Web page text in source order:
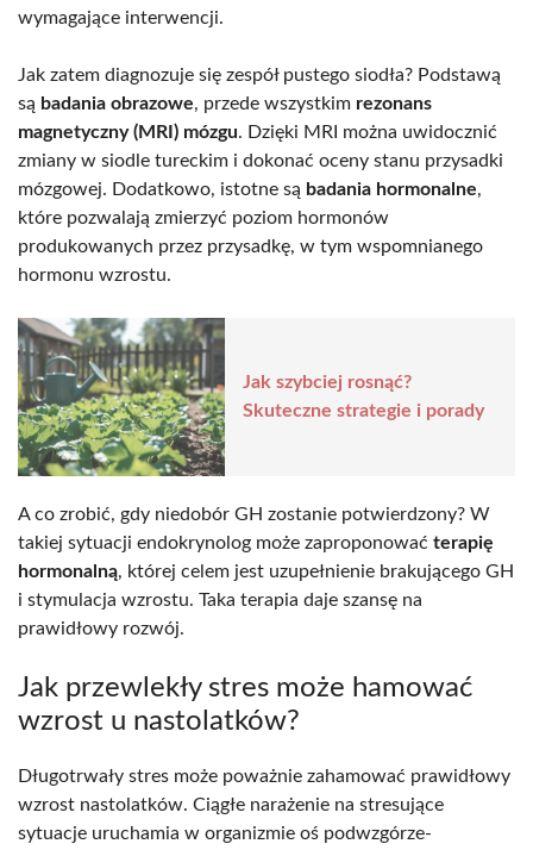
wymagające interwencji.
Jak zatem diagnozuje się zespół pustego siodła? Podstawą
są badania obrazowe, przede wszystkim rezonans
magnetyczny (MRI) mózgu. Dzięki MRI można uwidocznić
zmiany w siodle tureckim i dokonać oceny stanu przysadki
mózgowej. Dodatkowo, istotne są badania hormonalne,
które pozwalają zmierzyć poziom hormonów
produkowanych przez przysadkę, w tym wspomnianego
hormonu wzrostu.
Jak szybciej rosnąć?
Skuteczne strategie i porady
A co zrobić, gdy niedobór GH zostanie potwierdzony? W
takiej sytuacji endokrynolog może zaproponować terapię
hormonalną, której celem jest uzupełnienie brakującego GH
i stymulacja wzrostu. Taka terapia daje szansę na
prawidłowy rozwój.
Jak przewlekły stres może hamować
wzrost u nastolatków?
Długotrwały stres może poważnie zahamować prawidłowy
wzrost nastolatków. Ciągłe narażenie na stresujące
sytuacje uruchamia w organizmie oś podwzgórze-